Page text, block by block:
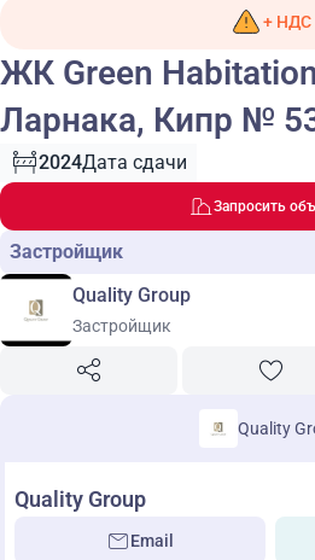
+ НДС
ЖК Green
Ларнака, Кипр №
2024Дата сдачи
Запросить
Застройщик
Quality Group
Застройщик
Quality
Quality Group
Email